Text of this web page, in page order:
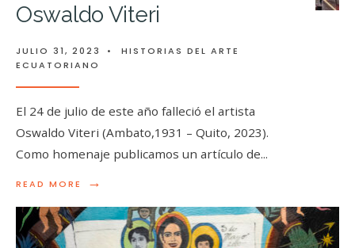
Oswaldo Viteri
JULIO 31, 2023 •
HISTORIAS DEL ARTE
ECUATORIANO
El 24 de julio de este año falleció el artista
Oswaldo Viteri (Ambato,1931 – Quito, 2023).
Como homenaje publicamos un artículo de...
READ MORE →